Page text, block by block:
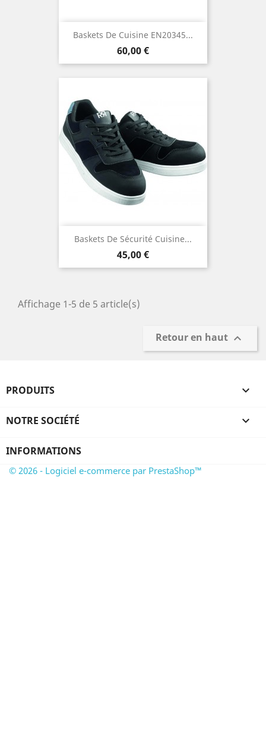
Baskets De Cuisine EN20345...
Prix
60,00 €
Baskets De Sécurité Cuisine...
Prix
45,00 €
Affichage 1-5 de 5 article(s)
Retour en haut 
PRODUITS 
NOTRE SOCIÉTÉ 
INFORMATIONS
© 2026 - Logiciel e-commerce par PrestaShop™